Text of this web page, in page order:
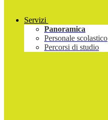
Servizi
Panoramica
Personale scolastico
Percorsi di studio